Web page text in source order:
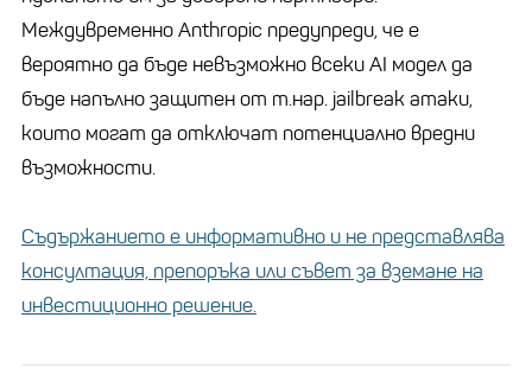
Междувременно Anthropic предупреди, че е
вероятно да бъде невъзможно всеки AI модел да
бъде напълно защитен от т.нар. jailbreak атаки,
които могат да отключат потенциално вредни
възможности.
Съдържанието е информативно и не представлява
консултация, препоръка или съвет за вземане на
инвестиционно решение.